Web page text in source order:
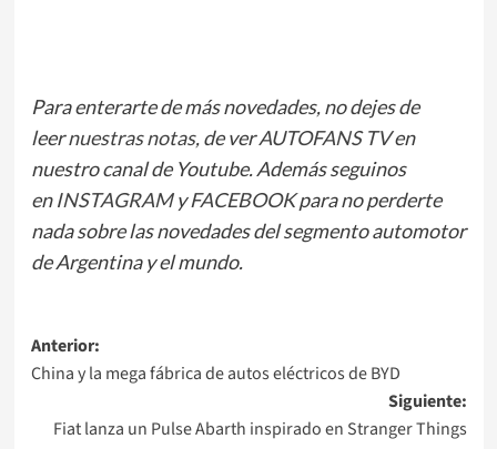
Para enterarte de más novedades, no dejes de
leernuestras notas, de verAUTOFANS TVen
nuestro canal de Youtube. Además seguinos
enINSTAGRAMyFACEBOOKpara no perderte
nada sobre las novedades del segmento automotor
de Argentina y el mundo.
Navegación
de
entradas
Anterior:
China y la mega fábrica de autos eléctricos de BYD
Siguiente:
Fiat lanza un Pulse Abarth inspirado en Stranger Things